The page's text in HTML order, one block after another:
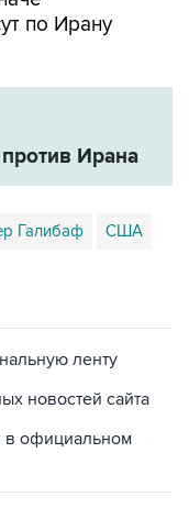
Ирана
Галибаф США
новостей сайта
в официальном